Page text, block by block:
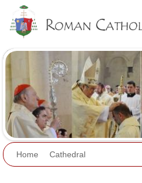
Home Cathedral